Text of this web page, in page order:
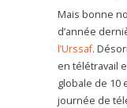
Mais bonne
d’année
l’Urssaf.
en télétravail
globale de 10
journée de